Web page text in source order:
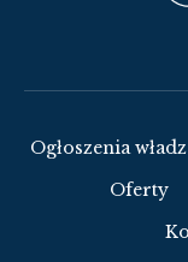
Ogłoszenia
Oferty